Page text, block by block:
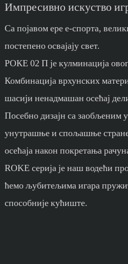
Импресивно искуство
Са појавом ере е-спорта,
постепено освајају свет.
РОКЕ 02 П је кулминација
Комбинација врхунских
шасији ненадмашан осећај
Посебно дизајн са заобљеним
унутрашње и спољашње
осећаја након покретања
ROKE серија је наш водећи
ћемо љубитељима игара
способније кућиште.